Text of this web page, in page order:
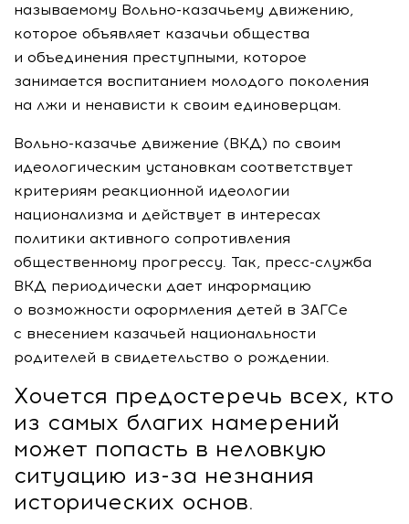
называемому Вольно-казачьему движению,
которое объявляет казачьи общества
и объединения преступными, которое
занимается воспитанием молодого поколения
на лжи и ненависти к своим единоверцам.
Вольно-казачье движение (ВКД) по своим
идеологическим установкам соответствует
критериям реакционной идеологии
национализма и действует в интересах
политики активного сопротивления
общественному прогрессу. Так, пресс-служба
ВКД периодически дает информацию
о возможности оформления детей в ЗАГСе
с внесением казачьей национальности
родителей в свидетельство о рождении.
Хочется предостеречь всех, кто
из самых благих намерений
может попасть в неловкую
ситуацию из-за незнания
исторических основ.